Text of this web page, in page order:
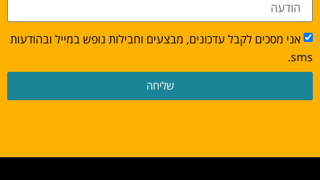
אני מסכים לקבל עדכונים, מבצעים וחבילות נופש במייל ובהודעות
sms.
שליחה